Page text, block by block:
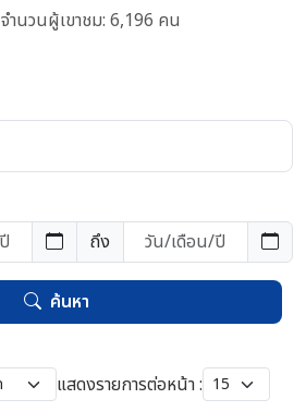
จำนวนผู้เขาชม: 6,196 คน
ถึง
ค้นหา
แสดงรายการต่อหน้า :